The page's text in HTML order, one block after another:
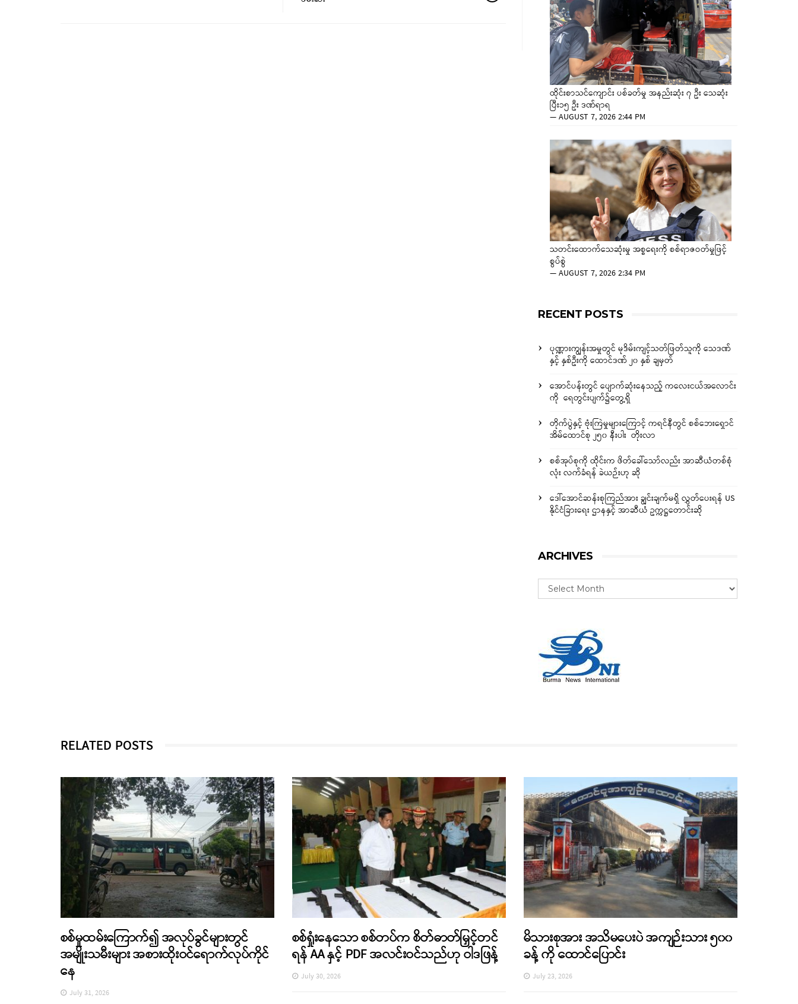
ထိုင်းစာသင်ကျောင်း ပစ်ခတ်မှု အနည်းဆုံး ၇ ဦး သေဆုံး
ပြီး၁၅ ဦး ဒဏ်ရာရ
—AUGUST 7, 2026 2:44 PM
သတင်းထောက်သေဆုံးမှု အစ္စရေးကို စစ်ရာဇဝတ်မှုဖြင့်
စွပ်စွဲ
—AUGUST 7, 2026 2:34 PM
RECENT POSTS
ပုဏ္ဏားကျွန်းအမှုတွင် မုဒိမ်းကျင့်သတ်ဖြတ်သူကို သေဒဏ်
နှင့် နှစ်ဦးကို ထောင်ဒဏ် ၂၀ နှစ် ချမှတ်
အောင်ပန်းတွင် ပျောက်ဆုံးနေသည့် ကလေးငယ်အလောင်း
ကို ရေတွင်းပျက်၌တွေ့ရှိ
တိုက်ပွဲနှင့် ဗုံးကြဲမှုများကြောင့် ကရင်နီတွင် စစ်ဘေးရှောင်
အိမ်ထောင်စု ၂၅၀ နီးပါး တိုးလာ
စစ်အုပ်စုကို ထိုင်းက ဖိတ်ခေါ်သော်လည်း အာဆီယံတစ်စုံ
လုံး လက်ခံရန် ခဲယဉ်းဟု ဆို
ဒေါ်အောင်ဆန်းစုကြည်အား ချွင်းချက်မရှိ လွှတ်ပေးရန် US
နိုင်ငံခြားရေး ဌာနနှင့် အာဆီယံ ဥက္ကဋ္ဌတောင်းဆို
ARCHIVES
RELATED POSTS
စစ်မှုထမ်းကြောက်၍ အလုပ်ခွင်များတွင်
အမျိုးသမီးများ အစားထိုးဝင်ရောက်လုပ်ကိုင်
နေ
July 31, 2026
စစ်ရှုံးနေသော စစ်တပ်က စိတ်ဓာတ်မြှင့်တင်
ရန် AA နှင့် PDF အလင်းဝင်သည်ဟု ဝါဒဖြန့်
July 30, 2026
မိသားစုအား အသိမပေးပဲ အကျဉ်းသား ၅၀၀
ခန့် ကို ထောင်ပြောင်း
July 23, 2026